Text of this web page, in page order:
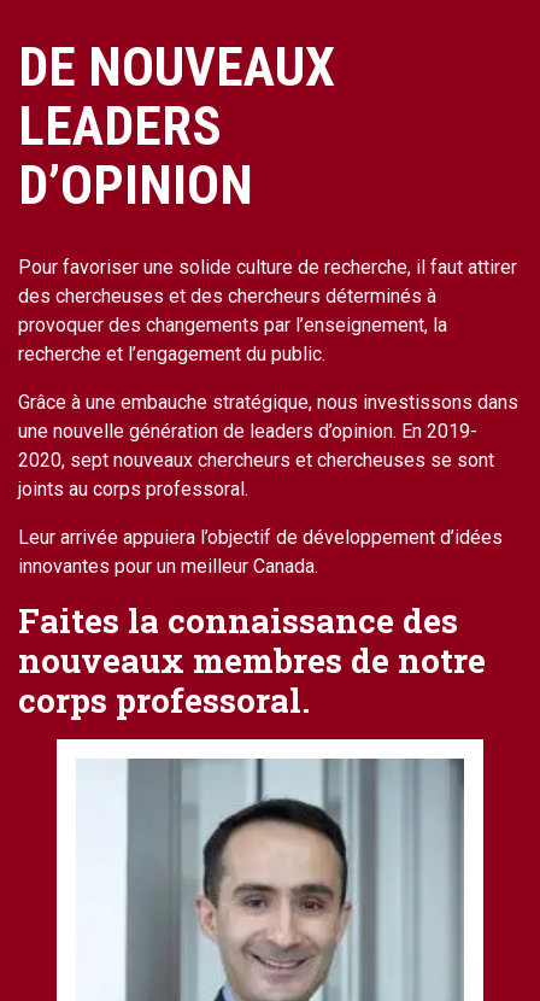
DE NOUVEAUX
LEADERS
D’OPINION
Pour favoriser une solide culture de recherche, il faut attirer
des chercheuses et des chercheurs déterminés à
provoquer des changements par l’enseignement, la
recherche et l’engagement du public.
Grâce à une embauche stratégique, nous investissons dans
une nouvelle génération de leaders d’opinion. En 2019-
2020, sept nouveaux chercheurs et chercheuses se sont
joints au corps professoral.
Leur arrivée appuiera l’objectif de développement d’idées
innovantes pour un meilleur Canada.
Faites la connaissance des
nouveaux membres de notre
corps professoral.